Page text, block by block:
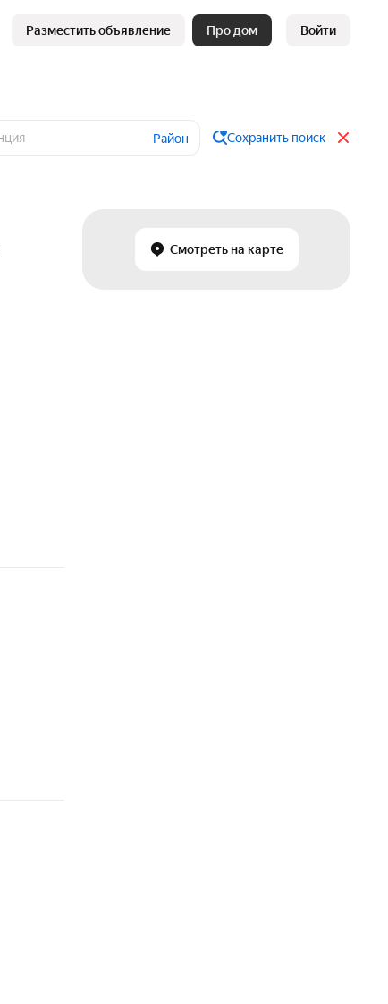
Разместить объявление Про дом Войти
Район Сохранить поиск
Смотреть на карте